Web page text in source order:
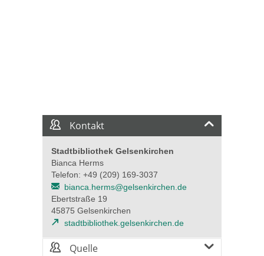
Kontakt
Stadtbibliothek Gelsenkirchen
Bianca Herms
Telefon: +49 (209) 169-3037
bianca.herms@gelsenkirchen.de
Ebertstraße 19
45875 Gelsenkirchen
stadtbibliothek.gelsenkirchen.de
Quelle